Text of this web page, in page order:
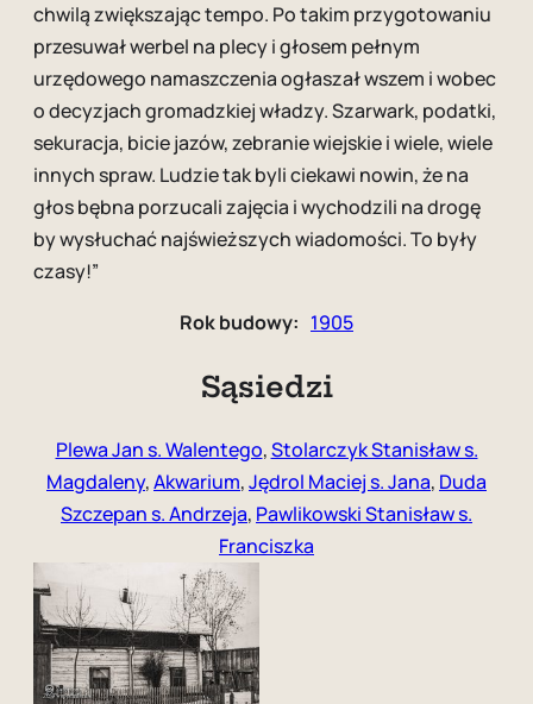
chwilą zwiększając tempo. Po takim przygotowaniu
przesuwał werbel na plecy i głosem pełnym
urzędowego namaszczenia ogłaszał wszem i wobec
o decyzjach gromadzkiej władzy. Szarwark, podatki,
sekuracja, bicie jazów, zebranie wiejskie i wiele, wiele
innych spraw. Ludzie tak byli ciekawi nowin, że na
głos bębna porzucali zajęcia i wychodzili na drogę
by wysłuchać najświeższych wiadomości. To były
czasy!”
Rok budowy: 1905
Sąsiedzi
Plewa Jan s. Walentego,Stolarczyk Stanisław s.
Magdaleny,Akwarium,Jędrol Maciej s. Jana, Duda
Szczepan s. Andrzeja, Pawlikowski Stanisław s.
Franciszka